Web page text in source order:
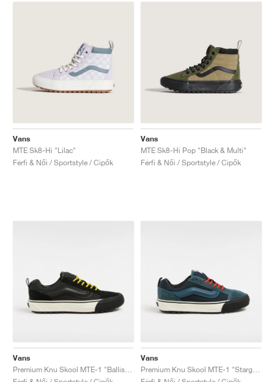
Vans
MTE Sk8-Hi "Lilac"
Férfi & Női / Sportstyle / Cipők
Vans
MTE Sk8-Hi Pop "Black & Multi"
Férfi & Női / Sportstyle / Cipők
Vans
Vans